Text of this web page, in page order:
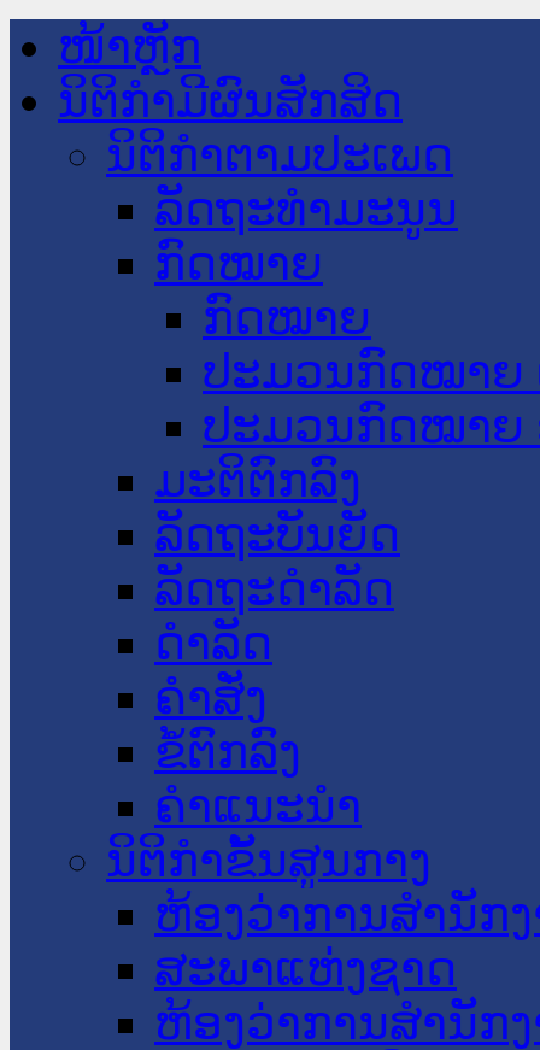
ໜ້າຫຼັກ
ນິຕິກໍາມີຜົນສັກສິດ
ນິຕິກໍາຕາມປະເພດ
ລັດຖະທໍາມະນູນ
ກົດໝາຍ
ກົດໝາຍ
ປະມວນກົດໝາຍ
ປະມວນກົດໝາຍ
ມະຕິຕົກລົງ
ລັດຖະບັນຍັດ
ລັດຖະດໍາລັດ
ດໍາລັດ
ຄໍາສັ່ງ
ຂໍ້ຕົກລົງ
ຄໍາແນະນໍາ
ນິຕິກໍາຂັ້ນສູນກາງ
ຫ້ອງວ່າການສໍານັກ
ສະພາແຫ່ງຊາດ
ຫ້ອງວ່າການສຳນັກ